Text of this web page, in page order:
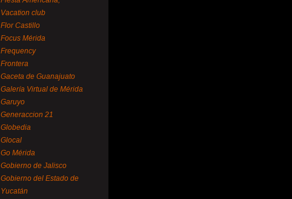
Vacation club
Flor Castillo
Focus Mérida
Frequency
Frontera
Gaceta de Guanajuato
Galería Virtual de Mérida
Garuyo
Generaccion 21
Globedia
Glocal
Go Mérida
Gobierno de Jalisco
Gobierno del Estado de
Yucatán